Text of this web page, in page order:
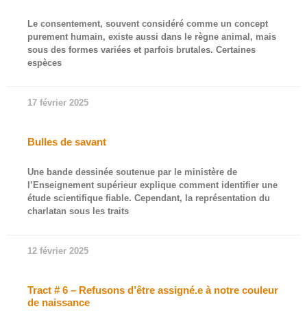
Le consentement, souvent considéré comme un concept
purement humain, existe aussi dans le règne animal, mais
sous des formes variées et parfois brutales. Certaines
espèces
17 février 2025
Bulles de savant
Une bande dessinée soutenue par le ministère de
l’Enseignement supérieur explique comment identifier une
étude scientifique fiable. Cependant, la représentation du
charlatan sous les traits
12 février 2025
Tract # 6 – Refusons d’être assigné.e à notre couleur
de naissance